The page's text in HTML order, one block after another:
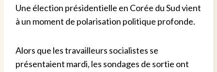
Une élection présidentielle en Corée du Sud vient
à un moment de polarisation politique profonde.
Alors que les travailleurs socialistes se
présentaient mardi, les sondages de sortie ont